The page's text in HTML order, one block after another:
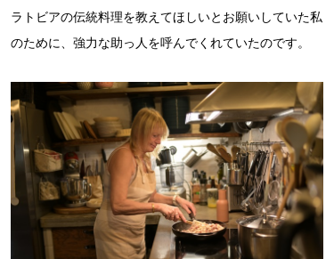
ラトビアの伝統料理を教えてほしいとお願いしていた私
のために、強力な助っ人を呼んでくれていたのです。